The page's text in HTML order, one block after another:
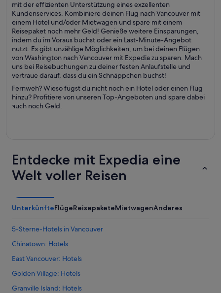
mit der effizienten Unterstützung eines exzellenten
Kundenservices. Kombiniere deinen Flug nach Vancouver mit
einem Hotel und/oder Mietwagen und spare mit einem
Reisepaket noch mehr Geld! Genieße weitere Einsparungen,
indem du im Voraus buchst oder ein Last-Minute-Angebot
nutzt. Es gibt unzählige Möglichkeiten, um bei deinen Flügen
von Washington nach Vancouver mit Expedia zu sparen. Mach
uns bei Reisebuchungen zu deiner festen Anlaufstelle und
vertraue darauf, dass du ein Schnäppchen buchst!
Fernweh? Wieso fügst du nicht noch ein Hotel oder einen Flug
hinzu? Profitiere von unseren Top-Angeboten und spare dabei
auch noch Geld.
Entdecke mit Expedia eine
Welt voller Reisen
UnterkünfteFlügeReisepaketeMietwagenAnderes
5-Sterne-Hotels in Vancouver
Chinatown: Hotels
East Vancouver: Hotels
Golden Village: Hotels
Granville Island: Hotels